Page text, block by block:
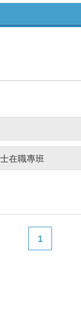
在職專班
1